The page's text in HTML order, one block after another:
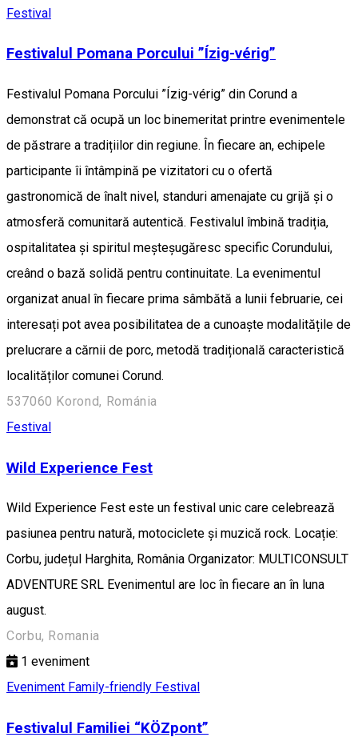
Festival
Festivalul Pomana Porcului ”Ízig-vérig”
Festivalul Pomana Porcului ”Ízig-vérig” din Corund a
demonstrat că ocupă un loc binemeritat printre evenimentele
de păstrare a tradițiilor din regiune. În fiecare an, echipele
participante îi întâmpină pe vizitatori cu o ofertă
gastronomică de înalt nivel, standuri amenajate cu grijă și o
atmosferă comunitară autentică. Festivalul îmbină tradiția,
ospitalitatea și spiritul meșteșugăresc specific Corundului,
creând o bază solidă pentru continuitate. La evenimentul
organizat anual în fiecare prima sâmbătă a lunii februarie, cei
interesați pot avea posibilitatea de a cunoaște modalitățile de
prelucrare a cărnii de porc, metodă tradițională caracteristică
localităților comunei Corund.
537060 Korond, Románia
Festival
Wild Experience Fest
Wild Experience Fest este un festival unic care celebrează
pasiunea pentru natură, motociclete și muzică rock. Locație:
Corbu, județul Harghita, România Organizator: MULTICONSULT
ADVENTURE SRL Evenimentul are loc în fiecare an în luna
august.
Corbu, Romania
1 eveniment
Eveniment Family-friendly Festival
Festivalul Familiei “KÖZpont”